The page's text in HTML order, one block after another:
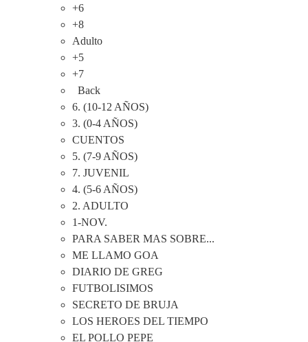
+6
+8
Adulto
+5
+7
Back
6. (10-12 AÑOS)
3. (0-4 AÑOS)
CUENTOS
5. (7-9 AÑOS)
7. JUVENIL
4. (5-6 AÑOS)
2. ADULTO
1-NOV.
PARA SABER MAS SOBRE...
ME LLAMO GOA
DIARIO DE GREG
FUTBOLISIMOS
SECRETO DE BRUJA
LOS HEROES DEL TIEMPO
EL POLLO PEPE